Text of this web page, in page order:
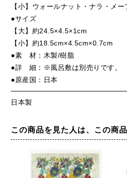
【小】ウォールナット・ナラ・メー
●サイズ
【大】約24.5×4.5×1cm
【小】約18.5cm×4.5cm×0.7cm
●素 材：木製/樹脂
●詳 細：※風呂敷は別売りです。
●原産国：日本
日本製
この商品を見た人は、この商